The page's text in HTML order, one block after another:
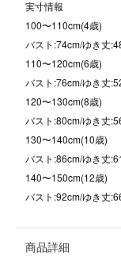
実寸情報
100〜110cm(4歳)
バスト:74cm/ゆき丈
110〜120cm(6歳)
バスト:76cm/ゆき丈
120〜130cm(8歳)
バスト:80cm/ゆき丈
130〜140cm(10歳)
バスト:86cm/ゆき丈
140〜150cm(12歳)
バスト:92cm/ゆき丈
商品詳細